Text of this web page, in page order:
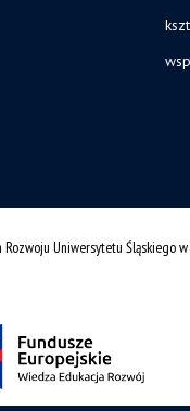
Uniwersytetu Śląskiego